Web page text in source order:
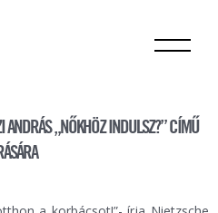
ANDRÁS „NŐKHÖZ INDULSZ?” CÍMŰ